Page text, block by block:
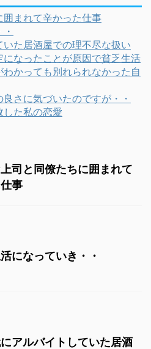
まれて辛かった仕事
た居酒屋での理不尽な扱い
なったことが原因で貧乏生活
かっても別れられなかった自
さに気づいたのですが・・
した私の恋愛
司と同僚たちに囲まれて
事
になっていき・・
アルバイトしていた居酒